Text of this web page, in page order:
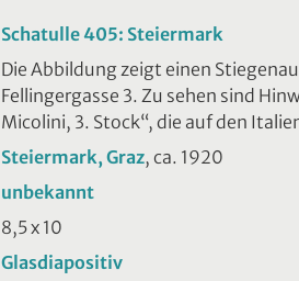
Schatulle 405: Steiermark
Die Abbildung zeigt einen
Fellingergasse 3. Zu sehen sind
Micolini, 3. Stock“, die auf den
Steiermark, Graz, ca. 1920
unbekannt
8,5 x 10
Glasdiapositiv